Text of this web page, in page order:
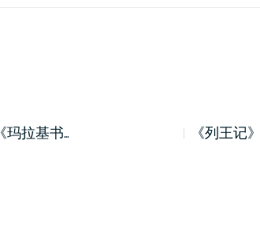
《玛拉基书… 《列王记